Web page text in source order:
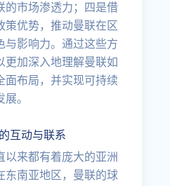
的市场渗透力；四是借
策优势，推动曼联在区
与影响力。通过这些方
更加深入地理解曼联如
面布局，并实现可持续
。
互动与联系
以来都有着庞大的亚洲
东南亚地区，曼联的球